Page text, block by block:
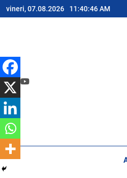
Skip
to
vineri, 07.08.2026 11:40:46 AM